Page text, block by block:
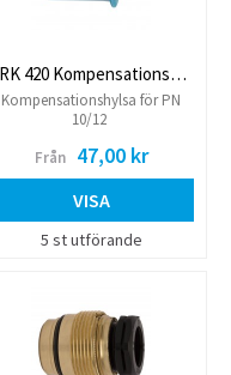
PRK 420 Kompensationshylsa PN10/12
Kompensationshylsa för PN
10/12
Från
47,00 kr
VISA
5 st utförande